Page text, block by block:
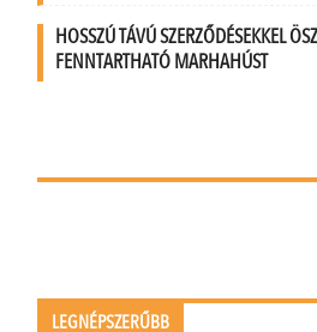
HOSSZÚ TÁVÚ SZERZŐDÉSEKKEL
FENNTARTHATÓ MARHAHÚST
LEGNÉPSZERŰBB